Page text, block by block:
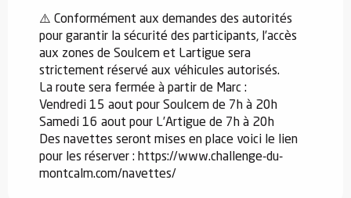
⚠️ Conformément aux demandes des autorités
pour garantir la sécurité des participants, l’accès
aux zones de Soulcem et Lartigue sera
strictement réservé aux véhicules autorisés.
La route sera fermée à partir de Marc :
Vendredi 15 aout pour Soulcem de 7h à 20h
Samedi 16 aout pour L’Artigue de 7h à 20h
Des navettes seront mises en place voici le lien
pour les réserver : https://www.challenge-du-
montcalm.com/navettes/